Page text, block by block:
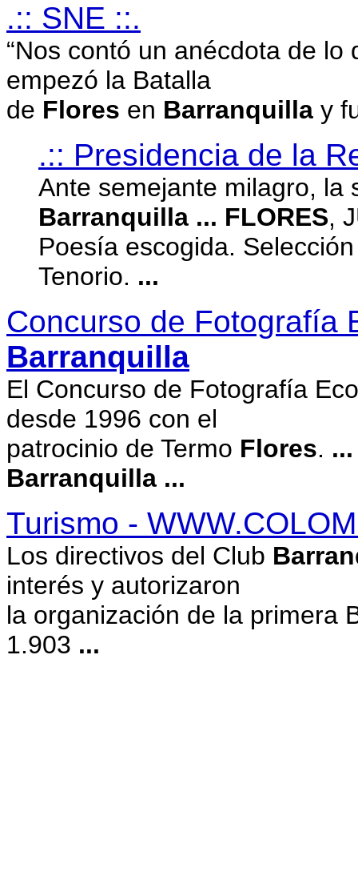
.:: SNE ::.
“Nos contó un anécdota de
empezó la Batalla
de Flores en Barranquilla y
.:: Presidencia de la
Ante semejante milagro, la
Barranquilla ... FLORES,
Poesía escogida.
Tenorio. ...
Concurso de Fotografía
Barranquilla
El Concurso de Fotografía
desde 1996 con el
patrocinio de Termo Flores. ...
Barranquilla ...
Turismo -
Los directivos del Club
interés y autorizaron
la organización de la primera
1.903 ...